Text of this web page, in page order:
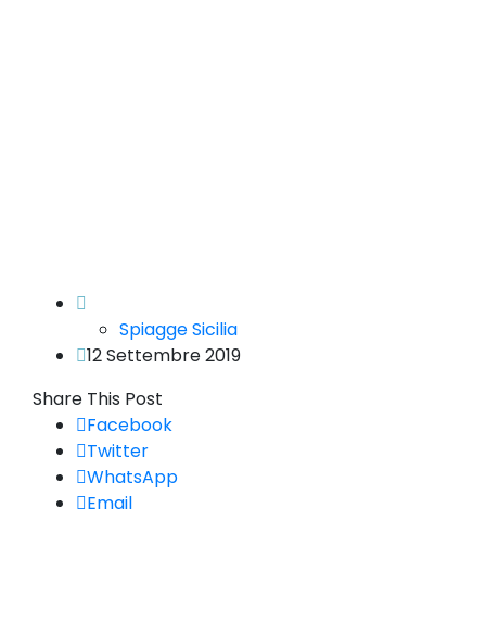
Spiagge Sicilia
12 Settembre 2019
Share This Post
Facebook
Twitter
WhatsApp
Email